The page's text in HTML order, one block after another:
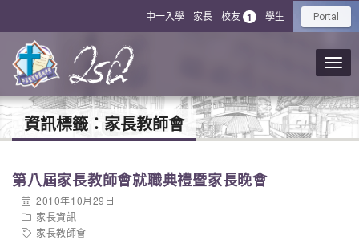
中一入學 家長 校友 1 學生 Portal
資訊標籤： 家長教師會
第八屆家長教師會就職典禮暨家長晚會
2010年10月29日
家長資訊
家長教師會